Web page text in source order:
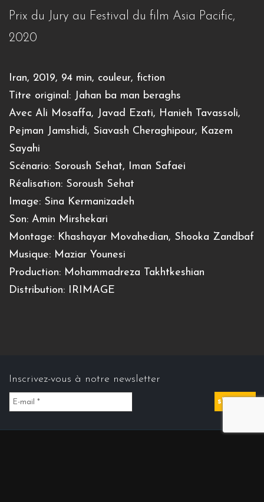
Prix du Jury au Festival du film Asia Pacific,
2020
Iran, 2019, 94 min, couleur, fiction
Titre original: Jahan ba man beraghs
Avec Ali Mosaffa, Javad Ezati, Hanieh Tavassoli,
Pejman Jamshidi, Siavash Cheraghipour, Kazem
Sayahi
Scénario: Soroush Sehat, Iman Safaei
Réalisation: Soroush Sehat
Image: Sina Kermanizadeh
Son: Amin Mirshekari
Montage: Khashayar Movahedian, Shooka Zandbaf
Musique: Maziar Younesi
Production: Mohammadreza Takhtkeshian
Distribution: IRIMAGE
Inscrivez-vous à notre newsletter